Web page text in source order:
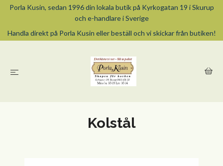
Porla Kusin, sedan 1996 din lokala butik på Kyrkogatan 19 i Skurup
och e-handlare i Sverige
Handla direkt på Porla Kusin eller beställ och vi skickar från butiken!
Kolstål